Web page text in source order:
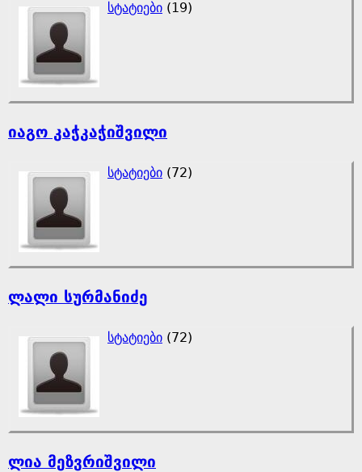
სტატიები (19)
იაგო კაჭკაჭიშვილი
სტატიები (72)
ლალი სურმანიძე
სტატიები (72)
ლია მეზვრიშვილი